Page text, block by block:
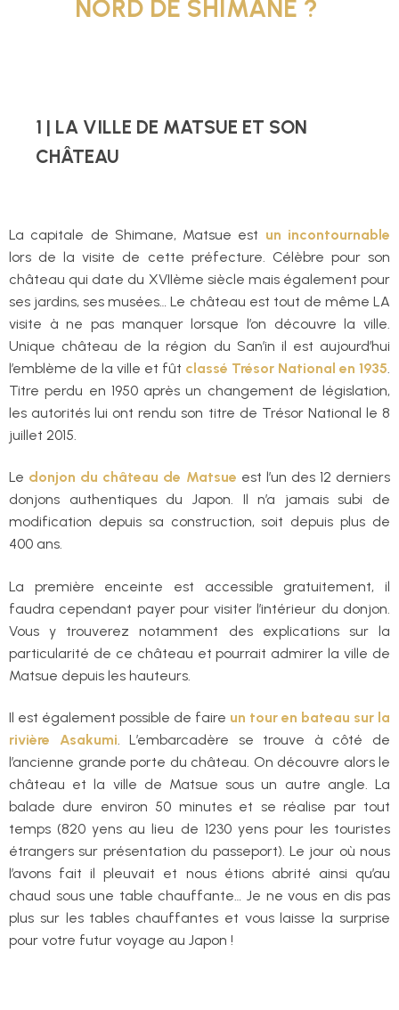
NORD DE SHIMANE ?
1 | LA VILLE DE MATSUE ET SON
CHÂTEAU
La capitale de Shimane, Matsue est un incontournable
lors de la visite de cette préfecture. Célèbre pour son
château qui date du XVIIème siècle mais également pour
ses jardins, ses musées… Le château est tout de même LA
visite à ne pas manquer lorsque l’on découvre la ville.
Unique château de la région du San’in il est aujourd’hui
l’emblème de la ville et fût classé Trésor National en 1935
Titre perdu en 1950 après un changement de législation,
les autorités lui ont rendu son titre de Trésor National le 8
juillet 2015.
Le donjon du château de Matsue est l’un des 12 derniers
donjons authentiques du Japon. Il n’a jamais subi de
modification depuis sa construction, soit depuis plus de
400 ans.
La première enceinte est accessible gratuitement, il
faudra cependant payer pour visiter l’intérieur du donjon.
Vous y trouverez notamment des explications sur la
particularité de ce château et pourrait admirer la ville de
Matsue depuis les hauteurs.
Il est également possible de faire un tour en bateau sur la
rivière Asakumi . L’embarcadère se trouve à côté de
l’ancienne grande porte du château. On découvre alors le
château et la ville de Matsue sous un autre angle. La
balade dure environ 50 minutes et se réalise par tout
temps (820 yens au lieu de 1230 yens pour les touristes
étrangers sur présentation du passeport). Le jour où nous
l’avons fait il pleuvait et nous étions abrité ainsi qu’au
chaud sous une table chauffante… Je ne vous en dis pas
plus sur les tables chauffantes et vous laisse la surprise
pour votre futur voyage au Japon !